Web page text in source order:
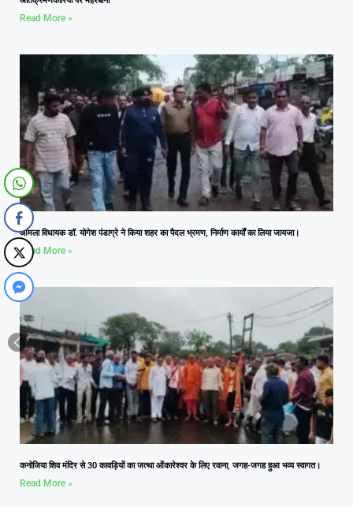
Read More »
आमला विधायक डॉ. योगेश पंडाग्रे ने किया शहर का पैदल भ्रमण, निर्माण कार्यों का लिया जायजा।
Read More »
कनोजिया शिव मंदिर से 30 कावड़ियों का जत्था ओंकारेश्वर के लिए रवाना, जगह-जगह हुआ भव्य स्वागत।
Read More »